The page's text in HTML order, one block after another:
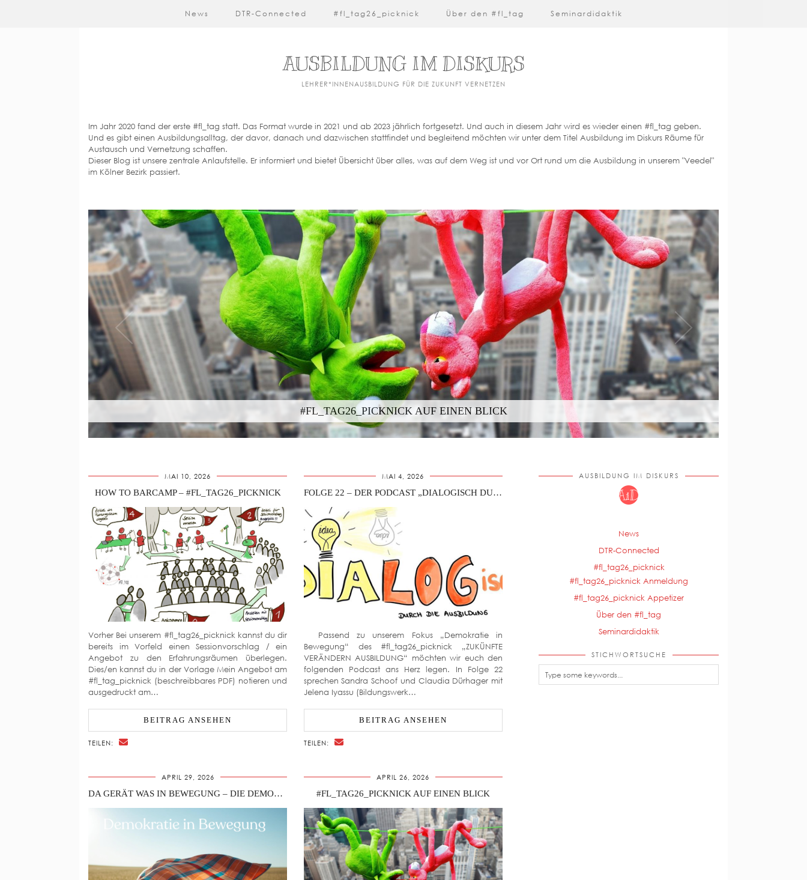
AUSBILDUNG IM DISKURS
LEHRER*INNENAUSBILDUNG FÜR DIE ZUKUNFT VERNETZEN
News DTR-Connected #fl_tag26_picknick Über den #fl_tag Seminardidaktik
Im Jahr 2020 fand der erste #fl_tag statt. Das Format wurde in 2021 und ab 2023 jährlich fortgesetzt. Und auch in diesem Jahr wird es wieder einen #fl_tag geben.
Und es gibt einen Ausbildungsalltag, der davor, danach und dazwischen stattfindet und begleitend möchten wir unter dem Titel Ausbildung im Diskurs Räume für
Austausch und Vernetzung schaffen.
Dieser Blog ist unsere zentrale Anlaufstelle. Er informiert und bietet Übersicht über alles, was auf dem Weg ist und vor Ort rund um die Ausbildung in unserem "Veedel"
im Kölner Bezirk passiert.
#FL_TAG26_PICKNICK AUF EINEN BLICK
MAI 10, 2026
HOW TO BARCAMP – #FL_TAG26_PICKNICK
Vorher Bei unserem #fl_tag26_picknick kannst du dir
bereits im Vorfeld einen Sessionvorschlag / ein
Angebot zu den Erfahrungsräumen überlegen.
Dies/en kannst du in der Vorlage Mein Angebot am
#fl_tag_picknick (beschreibbares PDF) notieren und
ausgedruckt am…
BEITRAG ANSEHEN
TEILEN:
MAI 4, 2026
FOLGE 22 – DER PODCAST „DIALOGISCH DURCH DIE AUSBILDUNG“
Passend zu unserem Fokus „Demokratie in
Bewegung“ des #fl_tag26_picknick „ZUKÜNFTE
VERÄNDERN AUSBILDUNG“ möchten wir euch den
folgenden Podcast ans Herz legen. In Folge 22
sprechen Sandra Schoof und Claudia Dürhager mit
Jelena Iyassu (Bildungswerk…
BEITRAG ANSEHEN
TEILEN:
APRIL 29, 2026
DA GERÄT WAS IN BEWEGUNG – DIE DEMOKRATIE!
APRIL 26, 2026
#FL_TAG26_PICKNICK AUF EINEN BLICK
AUSBILDUNG IM DISKURS
News
DTR-Connected
#fl_tag26_picknick
#fl_tag26_picknick Anmeldung
#fl_tag26_picknick Appetizer
Über den #fl_tag
Seminardidaktik
STICHWORTSUCHE